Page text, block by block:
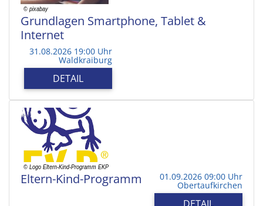
Grundlagen Smartphone, Tablet &
Internet
31.08.2026 19:00 Uhr
Waldkraiburg
DETAIL
Eltern-Kind-Programm 01.09.2026 09:00 Uhr
Obertaufkirchen
DETAIL